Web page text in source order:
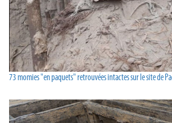
73 momies "en paquets" retrouvées intactes sur le site de